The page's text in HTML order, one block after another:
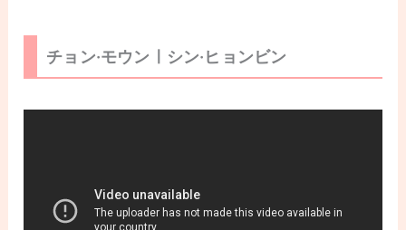
チョン·モウンㅣシン·ヒョンビン